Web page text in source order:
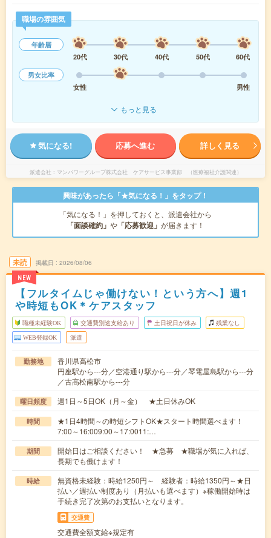
職場の雰囲気
年齢層
20代
30代 40代 50代
60代
男女比率
女性
男性
もっと見る
気になる! 応募へ進む 詳しく見る
派遣会社 マンパワーグループ株式会社 ケアサービス事業部 （医療福祉介護関連）
興味があったら「★気になる！」をタップ！
「気になる！」を押しておくと、派遣会社から
「面談確約」 や 「応募歓迎」 が届きます！
未読
NEW
掲載日 2026/08/06
【フルタイムじゃ働けない！という方へ】週1
や時短もOK＊ケアスタッフ
職種未経験OK 交通費別途支給あり 土日祝日が休み 残業なし
WEB登録OK 派遣
勤務地
香川県高松市
円座駅から---分／空港通り駅から---分／琴電屋島駅から---分
／古高松南駅から---分
曜日頻度 週1日～5日OK（月～金） ★土日休みOK
時間
★1日4時間～の時短シフトOK★スタート時間選べます！
7:00～16:009:00～17:0011:…
期間
開始日はご相談ください！ ★急募 ★職場が気に入れば、
長期でも働けます！
時給
無資格未経験：時給1250円～ 経験者：時給1350円～★日
払い／週払い制度あり（月払いも選べます）※稼働開始時は
手続き完了次第のお支払いとなります。
交通費
交通費全額支給※規定有